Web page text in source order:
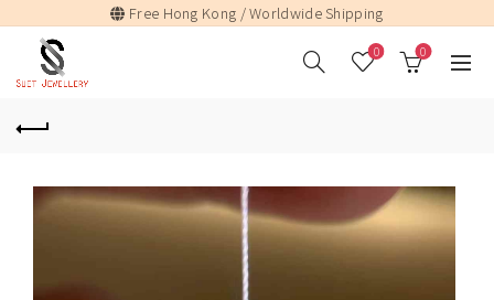
Free Hong Kong / Worldwide Shipping
0 0